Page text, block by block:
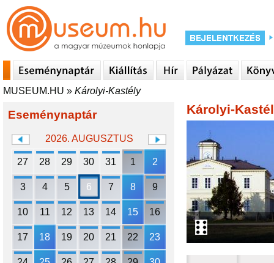
MUSEUM.HU » Károlyi-Kastély
Eseménynaptár
2026. AUGUSZTUS
27 28 29 30 31 1 2
3 4 5 6 7 8 9
10 11 12 13 14 15 16
17 18 19 20 21 22 23
Károlyi-